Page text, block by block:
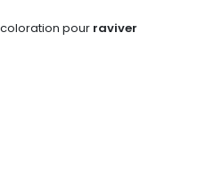
pour raviver